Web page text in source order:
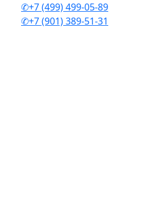
✆+7 (499) 499-05-89
✆+7 (901) 389-51-31